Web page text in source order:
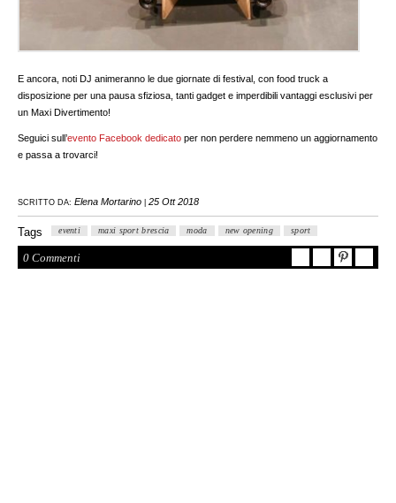
E ancora, noti DJ animeranno le due giornate di festival, con food truck a
disposizione per una pausa sfiziosa, tanti gadget e imperdibili vantaggi esclusivi per
un Maxi Divertimento!
Seguici sull’evento Facebook dedicato per non perdere nemmeno un aggiornamento
e passa a trovarci!
SCRITTO DA: Elena Mortarino 25 Ott 2018
Tags eventi maxi sport brescia moda new opening sport
0 Commenti